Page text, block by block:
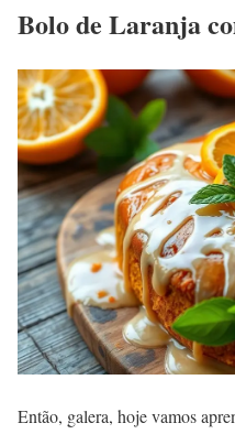
Bolo de Laranja
Então, galera, hoje vamos